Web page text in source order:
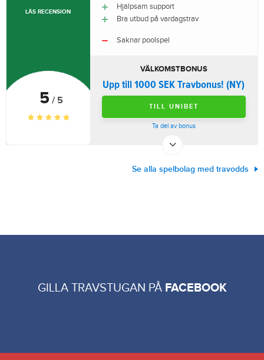
5 / 5
LÄS RECENSION
Hjälpsam support
Bra utbud på vardagstrav
Saknar poolspel
VÄLKOMSTBONUS
Upp till 1000 SEK Travbonus! (NY)
TILL UNIBET
Ta del av bonus
Se alla spelbolag med travodds
GILLA TRAVSTUGAN PÅ FACEBOOK